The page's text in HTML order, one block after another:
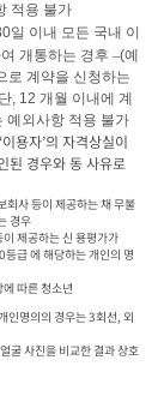
적용 불가
일 이내 모든 국내 이
개통하는 경후 –(예
로 계약을 신청하는
단, 12 개월 이내에 계
예외사항 적용 불가
된 경우와 동 사유로
경우
급 에 해당하는 개인의 명
따른 청소년